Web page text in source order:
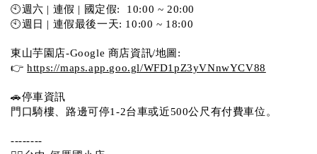
🕙週六 | 連假 | 國定假:  10:00 ~ 20:00
🕙週日 | 連假最後一天: 10:00 ~ 18:00
東山芋園店-Google 商店資訊/地圖:
👉 https://maps.app.goo.gl/WFD1pZ3yVNnwYCV88
🚗停車資訊
門口騎樓、路邊可停1-2台車或近500公尺有付費車位。
--------